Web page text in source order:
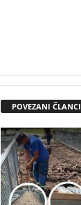
POVEZANI ČLANCI